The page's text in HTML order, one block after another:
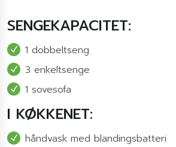
SENGEKAPACITET:
1 dobbeltseng
3 enkeltsenge
1 sovesofa
I KØKKENET:
håndvask med blandingsbatteri